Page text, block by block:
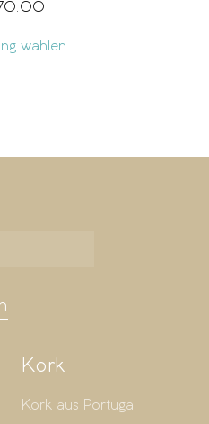
wählen
Kork
Kork aus Portugal